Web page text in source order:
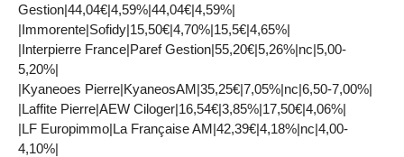
Gestion|44,04€|4,59%|44,04€|4,59%|
|Immorente|Sofidy|15,50€|4,70%|15,5€|4,65%|
|Interpierre France|Paref Gestion|55,20€|5,26%|nc|5,00-
5,20%|
|Kyaneoes Pierre|KyaneosAM|35,25€|7,05%|nc|6,50-7,00%|
|Laffite Pierre|AEW Ciloger|16,54€|3,85%|17,50€|4,06%|
|LF Europimmo|La Française AM|42,39€|4,18%|nc|4,00-
4,10%|